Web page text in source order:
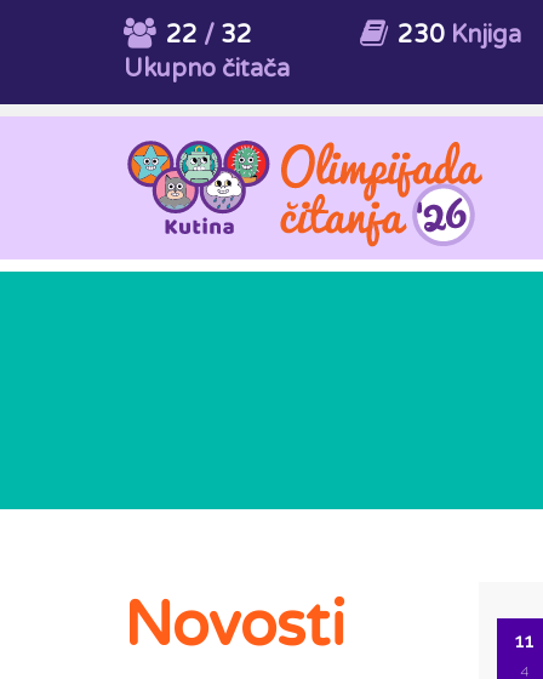
22 / 32
Ukupno čitača
230Knjiga
11
4
Novosti